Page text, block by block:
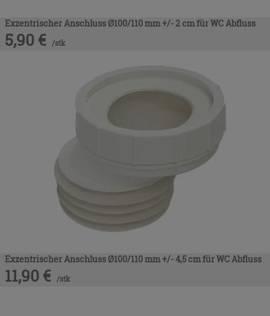
Exzentrischer Anschluss Ø100/110 mm +/- 2 cm für WC Abfluss
5,90 € /stk
Exzentrischer Anschluss Ø100/110 mm +/- 4,5 cm für WC Abfluss
11,90 € /stk